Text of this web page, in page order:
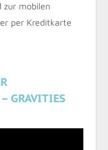
zur mobilen
per Kreditkarte
GRAVITIES